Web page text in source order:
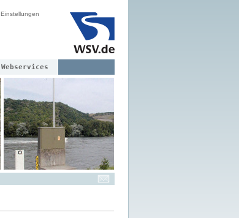
Einstellungen
Webservices